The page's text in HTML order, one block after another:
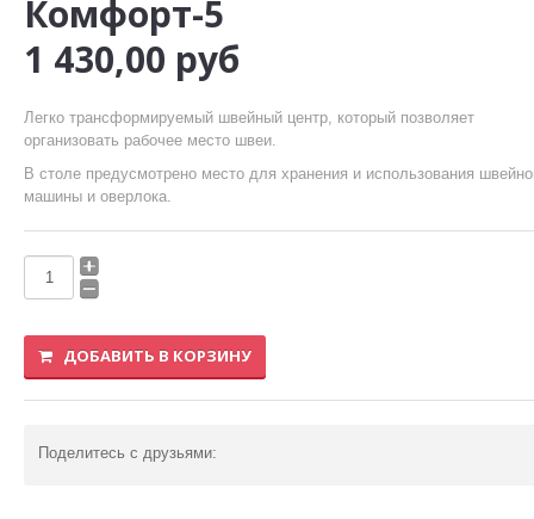
Мешкозашивочные машины
Закрепочные машины и машины программируемой
Машины для обуви и кожгалантереи
Машины специального назначения
Другие
СТЕГАЛЬНОЕ ОБОРУДОВАНИЕ
Комфорт-5
1 430,00 руб
Легко трансформируемый швейный центр, который позволяет
организовать рабочее место швеи.
В столе предусмотрено место для хранения и использования
машины и оверлока.
ДОБАВИТЬ В КОРЗИНУ
Поделитесь с друзьями: